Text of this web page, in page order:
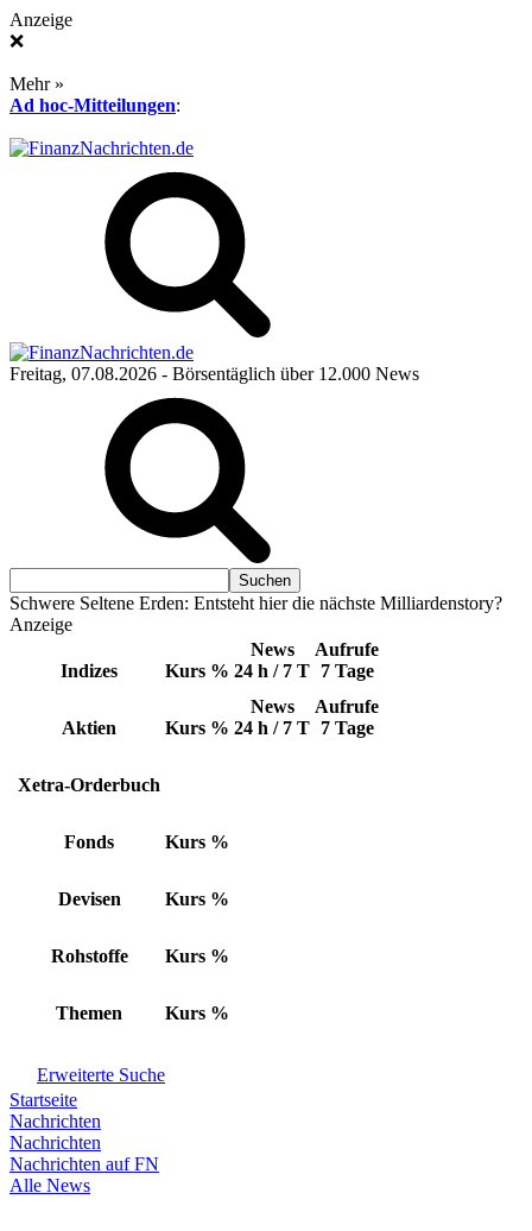
Anzeige
❌
Mehr »
Ad hoc-Mitteilungen:
Freitag, 07.08.2026 - Börsentäglich über 12.000 News
Schwere Seltene Erden: Entsteht hier die nächste Milliardenstory?
Anzeige
Indizes Kurs %
News
24 h / 7 T
Aufrufe
7 Tage
Aktien Kurs %
News
24 h / 7 T
Aufrufe
7 Tage
Xetra-Orderbuch
Fonds Kurs %
Devisen Kurs %
Rohstoffe Kurs %
Themen Kurs %
Erweiterte Suche
Startseite
Nachrichten
Nachrichten
Nachrichten auf FN
Alle News